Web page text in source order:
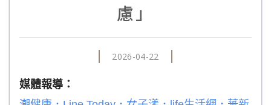
慮」
2026-04-22
媒體報導：